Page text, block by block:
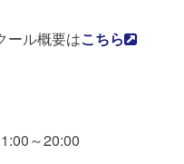
ール概要はこちら
～20:00